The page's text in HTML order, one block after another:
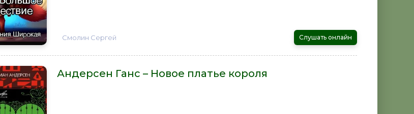
Смолин Сергей Слушать онлайн
Андерсен Ганс – Новое платье короля